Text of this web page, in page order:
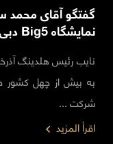
گفتگو آقای محمد
نمایشگاه Big5 دبی – 1396
نایب رئیس هلدینگ
به بیش از چهل کشور
شرکت ...
اقرأ المزيد